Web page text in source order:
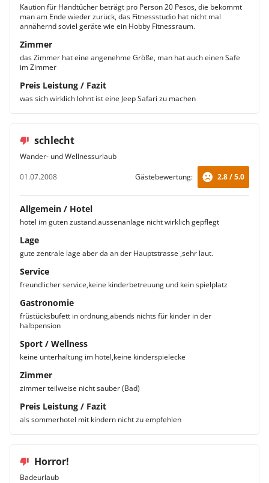
Kaution für Handtücher beträgt pro Person 20 Pesos, die bekommt
man am Ende wieder zurück, das Fitnessstudio hat nicht mal
annähernd soviel geräte wie ein Hobby Fitnessraum.
Zimmer
das Zimmer hat eine angenehme Größe, man hat auch einen Safe
im Zimmer
Preis Leistung / Fazit
was sich wirklich lohnt ist eine Jeep Safari zu machen
schlecht
Wander- und Wellnessurlaub
01.07.2008
Gästebewertung: 2.8 / 5.0
Allgemein / Hotel
hotel im guten zustand.aussenanlage nicht wirklich gepflegt
Lage
gute zentrale lage aber da an der Hauptstrasse ,sehr laut.
Service
freundlicher service,keine kinderbetreuung und kein spielplatz
Gastronomie
früstücksbufett in ordnung,abends nichts für kinder in der
halbpension
Sport / Wellness
keine unterhaltung im hotel,keine kinderspielecke
Zimmer
zimmer teilweise nicht sauber (Bad)
Preis Leistung / Fazit
als sommerhotel mit kindern nicht zu empfehlen
Horror!
Badeurlaub